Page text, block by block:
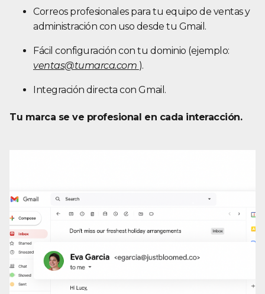
Correos profesionales para tu equipo de ventas y
administración con uso desde tu Gmail.
Fácil configuración con tu dominio (ejemplo:
ventas@tumarca.com ).
Integración directa con Gmail.
Tu marca se ve profesional en cada interacción.